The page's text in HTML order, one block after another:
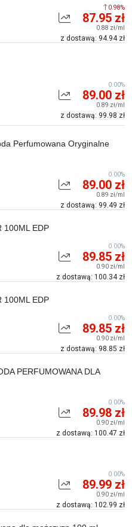
87.95 zł
0.88 zł/ml
z dostawą: 94.94 zł
0.98%
89.00 zł
0.89 zł/ml
z dostawą: 99.98 zł
0.00%
Perfumowana Oryginalne
89.00 zł
0.89 zł/ml
z dostawą: 99.49 zł
0.00%
100ML EDP
89.85 zł
0.90 zł/ml
z dostawą: 100.34 zł
0.00%
100ML EDP
89.85 zł
0.90 zł/ml
z dostawą: 98.85 zł
0.00%
PERFUMOWANA DLA
89.98 zł
0.90 zł/ml
z dostawą: 100.47 zł
0.00%
89.99 zł
0.90 zł/ml
z dostawą: 102.99 zł
0.00%